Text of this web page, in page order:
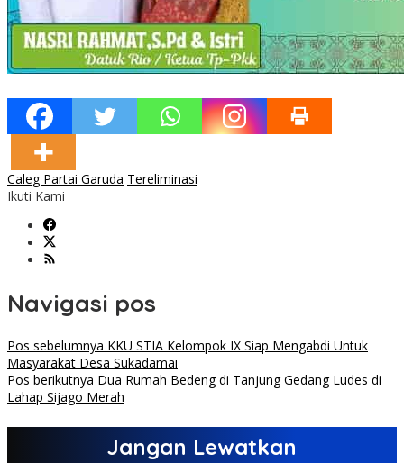
Caleg Partai Garuda Tereliminasi
Ikuti Kami
Navigasi pos
Pos sebelumnya KKU STIA Kelompok IX Siap Mengabdi Untuk
Masyarakat Desa Sukadamai
Pos berikutnya Dua Rumah Bedeng di Tanjung Gedang Ludes di
Lahap Sijago Merah
Jangan Lewatkan